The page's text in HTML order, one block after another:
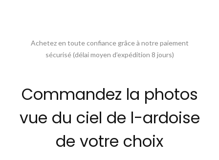
Achetez en toute confiance grâce à notre paiement
sécurisé (délai moyen d’expédition 8 jours)
Commandez la photos
vue du ciel de l-ardoise
de votre choix